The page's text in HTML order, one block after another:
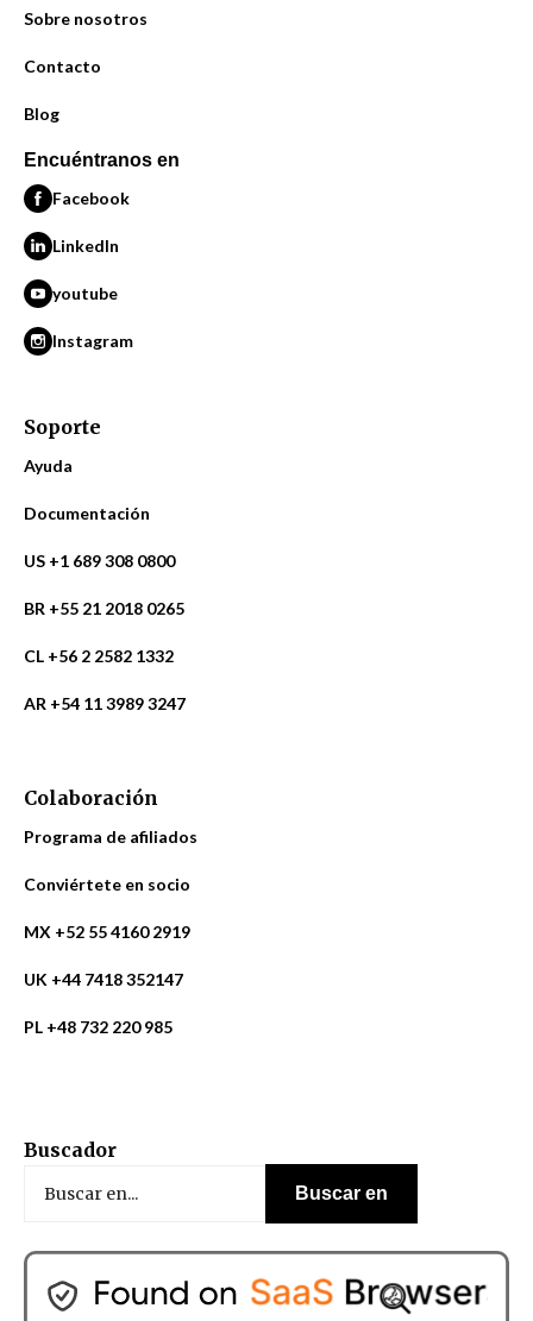
Sobre nosotros
Contacto
Blog
Encuéntranos en
Facebook
LinkedIn
youtube
Instagram
Soporte
Ayuda
Documentación
US +1 689 308 0800
BR +55 21 2018 0265
CL +56 2 2582 1332
AR +54 11 3989 3247
Colaboración
Programa de afiliados
Conviértete en socio
MX +52 55 4160 2919
UK +44 7418 352147
PL +48 732 220 985
Buscador